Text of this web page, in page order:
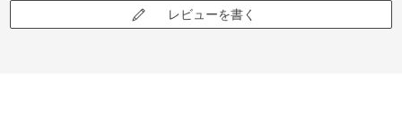
レビューを書く